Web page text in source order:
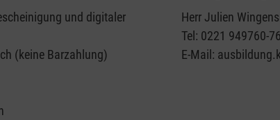
und digitaler
(keine Barzahlung)
Herr Julien
Tel: 0221 949760-76
E-Mail: